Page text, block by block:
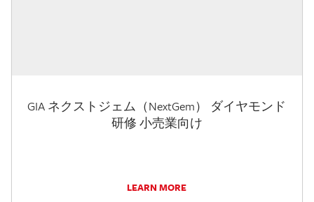
GIA ネクストジェム（NextGem） ダイヤモンド
研修 小売業向け
LEARN MORE